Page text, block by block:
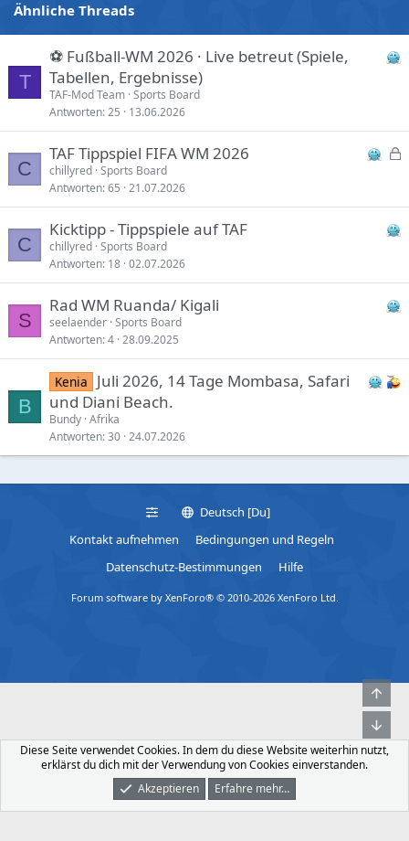
Ähnliche Threads
T
⚽ Fußball-WM 2026 · Live betreut (Spiele,
Tabellen, Ergebnisse)
TAF-Mod Team Sports Board
Antworten 25 13.06.2026
C
p
e
TAF Tippspiel FIFA WM 2026
chillyred Sports Board
Antworten 65 21.07.2026
C
Kicktipp - Tippspiele auf TAF
chillyred Sports Board
Antworten 18 02.07.2026
S
Rad WM Ruanda/ Kigali
seelaender Sports Board
Antworten 4 28.09.2025
B
Kenia
Juli 2026, 14 Tage Mombasa, Safari
und Diani Beach.
Bundy Afrika
Antworten 30 24.07.2026
Deutsch [Du]
Kontakt aufnehmen
Bedingungen und Regeln
Datenschutz-Bestimmungen
Hilfe
Forum software by XenForo® © 2010-2026 XenForo Ltd.
Was Ist Neu Dunkler Modus Anmelden
Diese Seite verwendet Cookies. In dem du diese Website weiterhin nutzt,
erklärst du dich mit der Verwendung von Cookies einverstanden.
Akzeptieren
Erfahre mehr…